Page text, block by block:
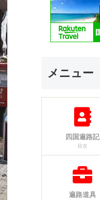
メニュー
四国遍路記
目次
遍路道具